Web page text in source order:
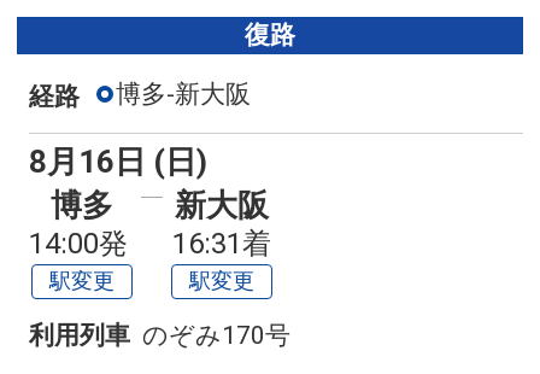
こだま949号
11:37 15:51 普通車
座席表
こだま961号
17:37
21:51 普通車
列車をさらに見る
復路
経路 博多-新大阪
8月16日 (日)
博多
14:00発
駅変更
新大阪
16:31着
駅変更
利用列車 のぞみ170号